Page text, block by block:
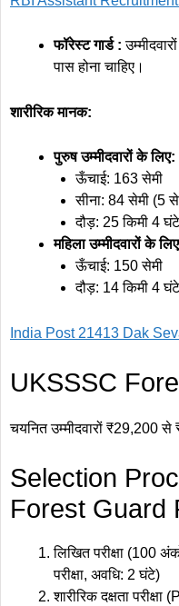
फॉरेस्ट गार्ड :
पास होना चाहिए।
शारीरिक मानक:
पुरुष उम्मीदवारों के लिए:
ऊँचाई: 163 सेमी
सीना: 84 सेमी (5
दौड़: 25 किमी 4
महिला उम्मीदवारों के
ऊँचाई: 150 सेमी
दौड़: 14 किमी 4
India Post 21413 Dak
UKSSSC
चयनित उम्मीदवारों ₹29,200
Selection
Forest Guard
लिखित परीक्षा (100
परीक्षा, अवधि: 2 घंटे)
शारीरिक दक्षता परीक्षा